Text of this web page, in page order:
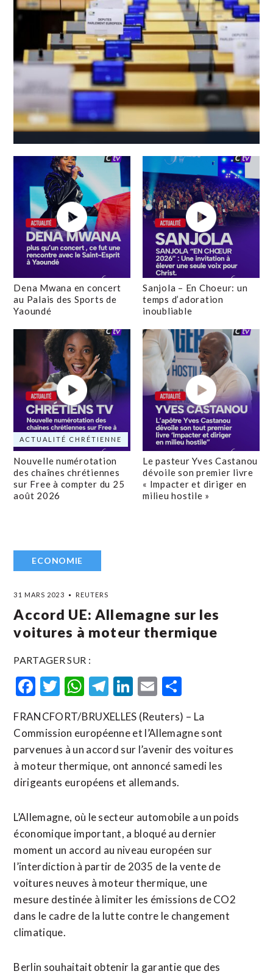
Dena Mwana en concert
au Palais des Sports de
Yaoundé
Sanjola – En Choeur: un
temps d’adoration
inoubliable
ACTUALITÉ CHRÉTIENNE
Nouvelle numérotation
des chaînes chrétiennes
sur Free à compter du 25
août 2026
Le pasteur Yves Castanou
dévoile son premier livre
« Impacter et diriger en
milieu hostile »
ECONOMIE
31 MARS 2023 REUTERS
Accord UE: Allemagne sur les
voitures à moteur thermique
PARTAGER SUR :
Facebook
Twitter
WhatsApp
Telegram
LinkedIn
Email
FRANCFORT/BRUXELLES (Reuters) – La
Commission européenne et l’Allemagne sont
parvenues à un accord sur l’avenir des voitures
à moteur thermique, ont annoncé samedi les
dirigeants européens et allemands.
L’Allemagne, où le secteur automobile a un poids
économique important, a bloqué au dernier
moment un accord au niveau européen sur
l’interdiction à partir de 2035 de la vente de
voitures neuves à moteur thermique, une
mesure destinée à limiter les émissions de CO2
dans le cadre de la lutte contre le changement
climatique.
Berlin souhaitait obtenir la garantie que des